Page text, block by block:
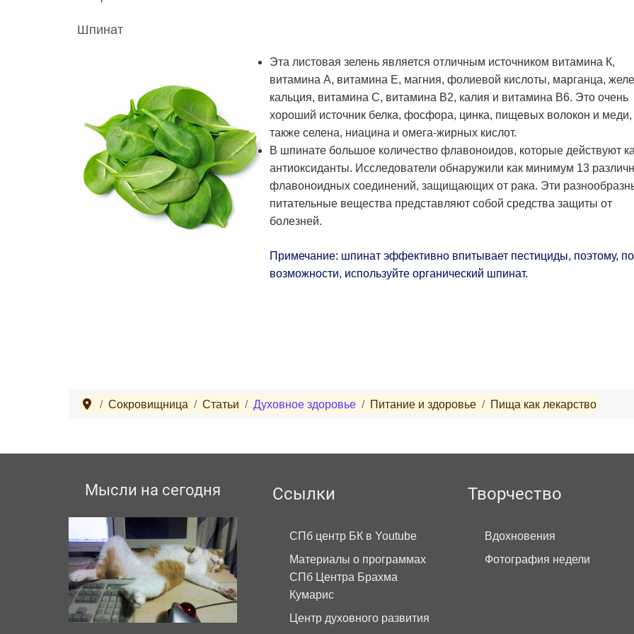
Шпинат
Эта листовая зелень является отличным источником витамина К,
витамина А, витамина Е, магния, фолиевой кислоты, марганца,
кальция, витамина С, витамина В2, калия и витамина B6. Это очень
хороший источник белка, фосфора, цинка, пищевых волокон и меди,
также селена, ниацина и омега-жирных кислот.
В шпинате большое количество флавоноидов, которые действуют
антиоксиданты. Исследователи обнаружили как минимум 13
флавоноидных соединений, защищающих от рака. Эти
питательные вещества представляют собой средства защиты от
болезней.
Примечание: шпинат эффективно впитывает пестициды, поэтому, по
возможности, используйте органический шпинат.
Сокровищница Статьи Духовное здоровье Питание и здоровье Пища как лекарство
Мысли на сегодня Ссылки
СПб центр БК в Youtube
Материалы о программах
СПб Центра Брахма
Кумарис
Центр духовного развития
Творчество
Вдохновения
Фотография недели